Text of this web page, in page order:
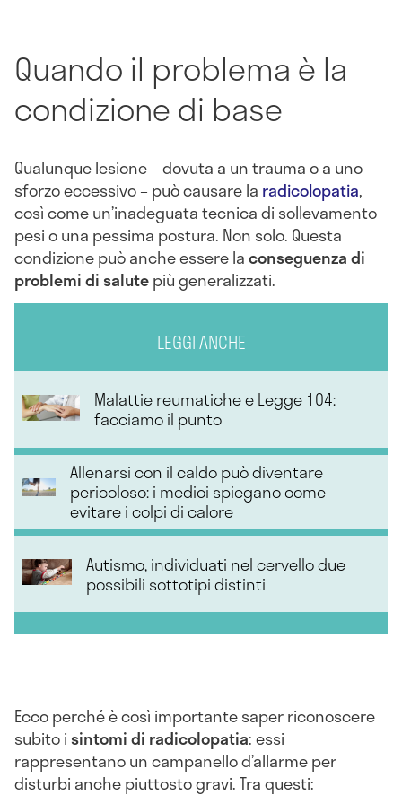
Quando il problema è la
condizione di base
Qualunque lesione – dovuta a un trauma o a uno
sforzo eccessivo – può causare la radicolopatia,
così come un’inadeguata tecnica di sollevamento
pesi o una pessima postura. Non solo. Questa
condizione può anche essere laconseguenza di
problemi di salutepiù generalizzati.
LEGGI ANCHE
Malattie reumatiche e Legge 104:
facciamo il punto
Allenarsi con il caldo può diventare
pericoloso: i medici spiegano come
evitare i colpi di calore
Autismo, individuati nel cervello due
possibili sottotipi distinti
Ecco perché è così importante saper riconoscere
subito isintomi di radicolopatia: essi
rappresentano un campanello d’allarme per
disturbi anche piuttosto gravi. Tra questi: